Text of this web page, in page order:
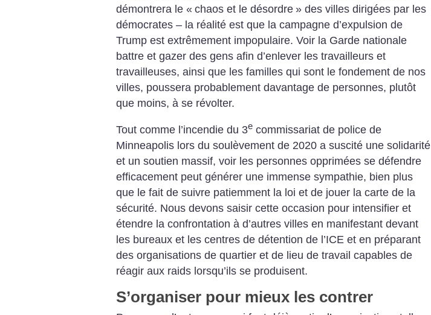
démontrera le « chaos et le désordre » des villes dirigées par les
démocrates – la réalité est que la campagne d’expulsion de
Trump est extrêmement impopulaire. Voir la Garde nationale
battre et gazer des gens afin d’enlever les travailleurs et
travailleuses, ainsi que les familles qui sont le fondement de nos
villes, poussera probablement davantage de personnes, plutôt
que moins, à se révolter.
Tout comme l’incendie du 3e commissariat de police de
Minneapolis lors du soulèvement de 2020 a suscité une solidarité
et un soutien massif, voir les personnes opprimées se défendre
efficacement peut générer une immense sympathie, bien plus
que le fait de suivre patiemment la loi et de jouer la carte de la
sécurité. Nous devons saisir cette occasion pour intensifier et
étendre la confrontation à d’autres villes en manifestant devant
les bureaux et les centres de détention de l’ICE et en préparant
des organisations de quartier et de lieu de travail capables de
réagir aux raids lorsqu’ils se produisent.
S’organiser pour mieux les contrer